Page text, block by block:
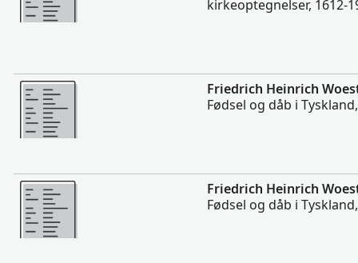
kirkeoptegnelser, 1612-
Mere
Friedrich Heinrich
Fødsel og dåb i
Mere
Friedrich Heinrich
Fødsel og dåb i